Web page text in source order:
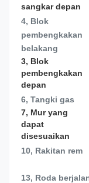
sangkar depan
4, Blok
pembengkakan
belakang
3, Blok
pembengkakan
depan
6, Tangki gas
7, Mur yang
dapat
disesuaikan
10, Rakitan rem
13, Roda